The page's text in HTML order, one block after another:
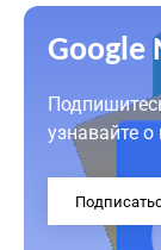
Google
узнавайте